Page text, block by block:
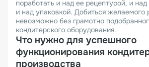
поработать и над ее рецептурой, и
и над упаковкой. Добиться желаемого
невозможно без грамотно
кондитерского оборудования.
Что нужно для успешного
функционирования
производства